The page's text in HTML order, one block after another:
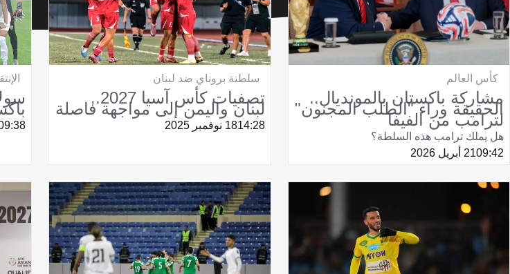
كأس العالم
مشاركة باكستان بالمونديال..
الحقيقة وراء "الطلب المجنون"
لترامب من الفيفا
هل يملك ترامب هذه السلطة؟
09:4221 أبريل 2026
سلطنة بروناي ضد لبنان
تصفيات كأس آسيا 2027..
لبنان واليمن إلى مواجهة فاصلة
14:2818 نوفمبر 2025